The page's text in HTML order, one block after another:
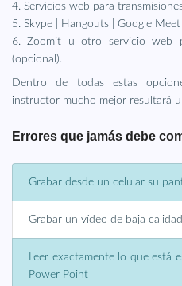
4. Servicios web para
5. Skype | Hangouts | Google Meet
6. Zoomit u otro servicio web
(opcional).
Dentro de todas estas
instructor mucho mejor resultará
Errores que jamás debe
Grabar desde un celular su
Grabar un vídeo de baja calidad
Leer exactamente lo que está
Power Point